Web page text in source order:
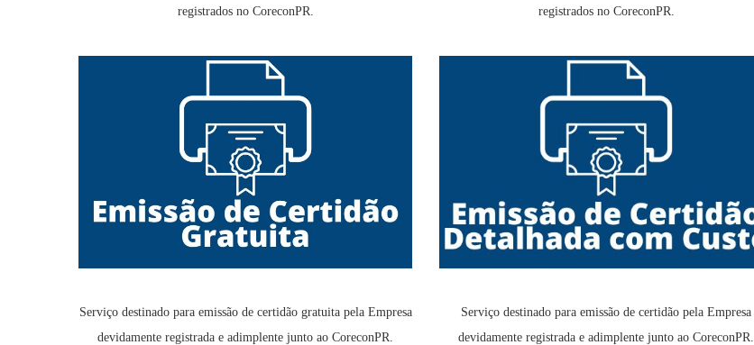
registrados no CoreconPR.
registrados no CoreconPR.
Serviço destinado para emissão de certidão gratuita pela Empresa
devidamente registrada e adimplente junto ao CoreconPR.
Serviço destinado para emissão de certidão pela Empresa
devidamente registrada e adimplente junto ao CoreconPR.